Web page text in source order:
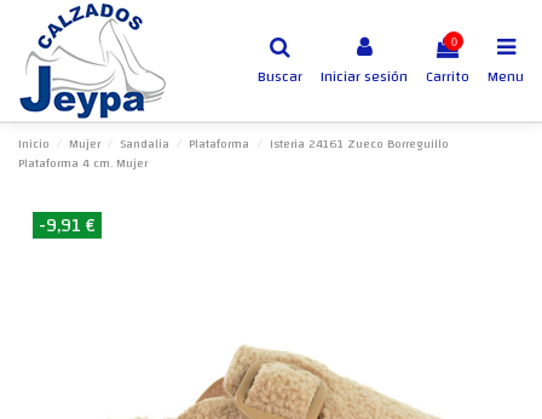
Buscar Iniciar sesión
0
Carrito Menu
Inicio Mujer Sandalia Plataforma
Isteria 24161 Zueco Borreguillo
Plataforma 4 cm. Mujer
-9,91 €